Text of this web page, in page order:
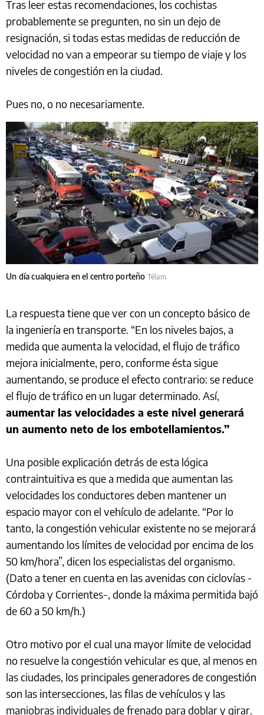
Tras leer estas recomendaciones, los cochistas
probablemente se pregunten, no sin un dejo de
resignación, si todas estas medidas de reducción de
velocidad no van a empeorar su tiempo de viaje y los
niveles de congestión en la ciudad.
Pues no, o no necesariamente.
Un día cualquiera en el centro porteño Télam
La respuesta tiene que ver con un concepto básico de
la ingeniería en transporte. “En los niveles bajos, a
medida que aumenta la velocidad, el flujo de tráfico
mejora inicialmente, pero, conforme ésta sigue
aumentando, se produce el efecto contrario: se reduce
el flujo de tráfico en un lugar determinado. Así,
aumentar las velocidades a este nivel generará
un aumento neto de los embotellamientos.”
Una posible explicación detrás de esta lógica
contraintuitiva es que a medida que aumentan las
velocidades los conductores deben mantener un
espacio mayor con el vehículo de adelante. “Por lo
tanto, la congestión vehicular existente no se mejorará
aumentando los límites de velocidad por encima de los
50 km/hora”, dicen los especialistas del organismo.
(Dato a tener en cuenta en las avenidas con ciclovías -
Córdoba y Corrientes-, donde la máxima permitida bajó
de 60 a 50 km/h.)
Otro motivo por el cual una mayor límite de velocidad
no resuelve la congestión vehicular es que, al menos en
las ciudades, los principales generadores de congestión
son las intersecciones, las filas de vehículos y las
maniobras individuales de frenado para doblar y girar.